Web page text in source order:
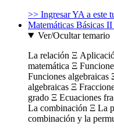
>> Ingresar YA a este
Matemáticas Básicas
Ver/Ocultar temario
La relación Ξ
matemática Ξ
Funciones
algebraicas Ξ
grado Ξ Ecuaciones
La combinación Ξ La
combinación y la